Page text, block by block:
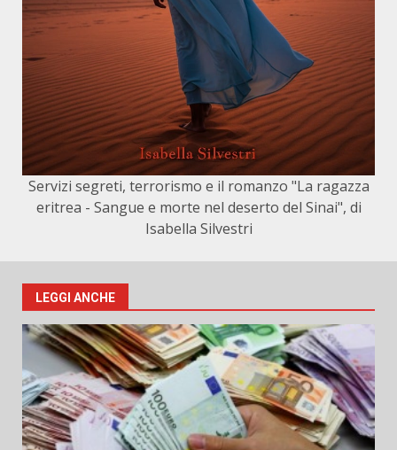
Servizi segreti, terrorismo e il romanzo "La ragazza
eritrea - Sangue e morte nel deserto del Sinai", di
Isabella Silvestri
LEGGI ANCHE